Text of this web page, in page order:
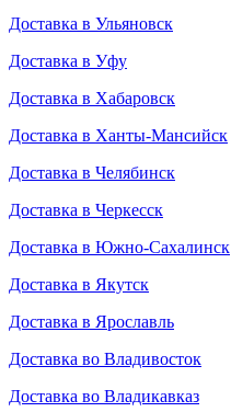
Доставка в Ульяновск
Доставка в Уфу
Доставка в Хабаровск
Доставка в Ханты-Мансийск
Доставка в Челябинск
Доставка в Черкесск
Доставка в Южно-Сахалинск
Доставка в Якутск
Доставка в Ярославль
Доставка во Владивосток
Доставка во Владикавказ